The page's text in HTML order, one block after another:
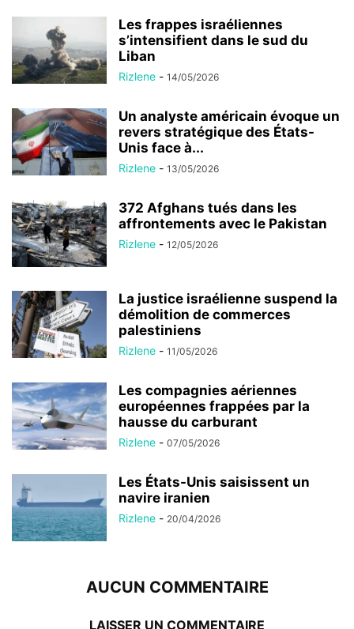
Les frappes israéliennes
s’intensifient dans le sud du
Liban
Rizlene - 14/05/2026
Un analyste américain évoque un
revers stratégique des États-
Unis face à...
Rizlene - 13/05/2026
372 Afghans tués dans les
affrontements avec le Pakistan
Rizlene - 12/05/2026
La justice israélienne suspend la
démolition de commerces
palestiniens
Rizlene - 11/05/2026
Les compagnies aériennes
européennes frappées par la
hausse du carburant
Rizlene - 07/05/2026
Les États-Unis saisissent un
navire iranien
Rizlene - 20/04/2026
AUCUN COMMENTAIRE
LAISSER UN COMMENTAIRE